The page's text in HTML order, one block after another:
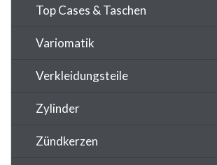
Top Cases & Taschen
Variomatik
Verkleidungsteile
Zylinder
Zündkerzen